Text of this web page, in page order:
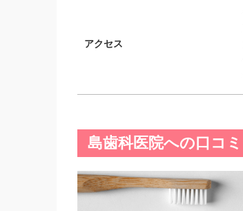
アクセス
島歯科医院への口コミ